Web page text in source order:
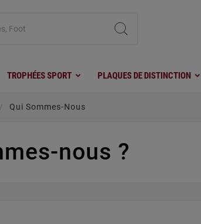
TROPHÉES SPORT PLAQUES DE DISTINCTION
Qui Sommes-Nous
nous ?